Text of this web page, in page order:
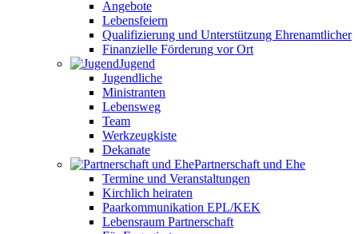
Angebote
Lebensfeiern
Qualifizierung und Unterstützung Ehrenamtlicher
Finanzielle Förderung vor Ort
Jugend
Jugendliche
Ministranten
Lebensweg
Team
Werkzeugkiste
Dekanate
Partnerschaft und Ehe
Termine und Veranstaltungen
Kirchlich heiraten
Paarkommunikation EPL/KEK
Lebensraum Partnerschaft